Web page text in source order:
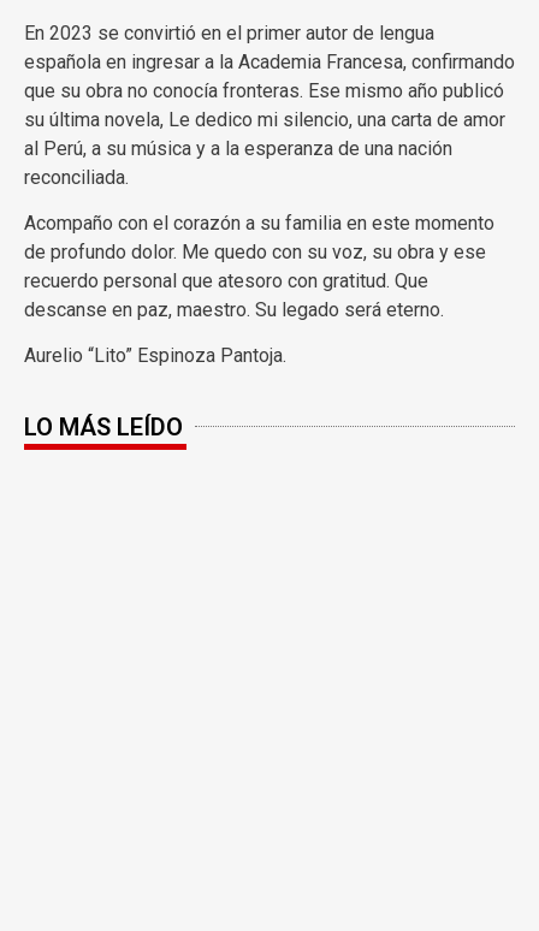
En 2023 se convirtió en el primer autor de lengua
española en ingresar a la Academia Francesa, confirmando
que su obra no conocía fronteras. Ese mismo año publicó
su última novela, Le dedico mi silencio, una carta de amor
al Perú, a su música y a la esperanza de una nación
reconciliada.
Acompaño con el corazón a su familia en este momento
de profundo dolor. Me quedo con su voz, su obra y ese
recuerdo personal que atesoro con gratitud. Que
descanse en paz, maestro. Su legado será eterno.
Aurelio “Lito” Espinoza Pantoja.
LO MÁS LEÍDO